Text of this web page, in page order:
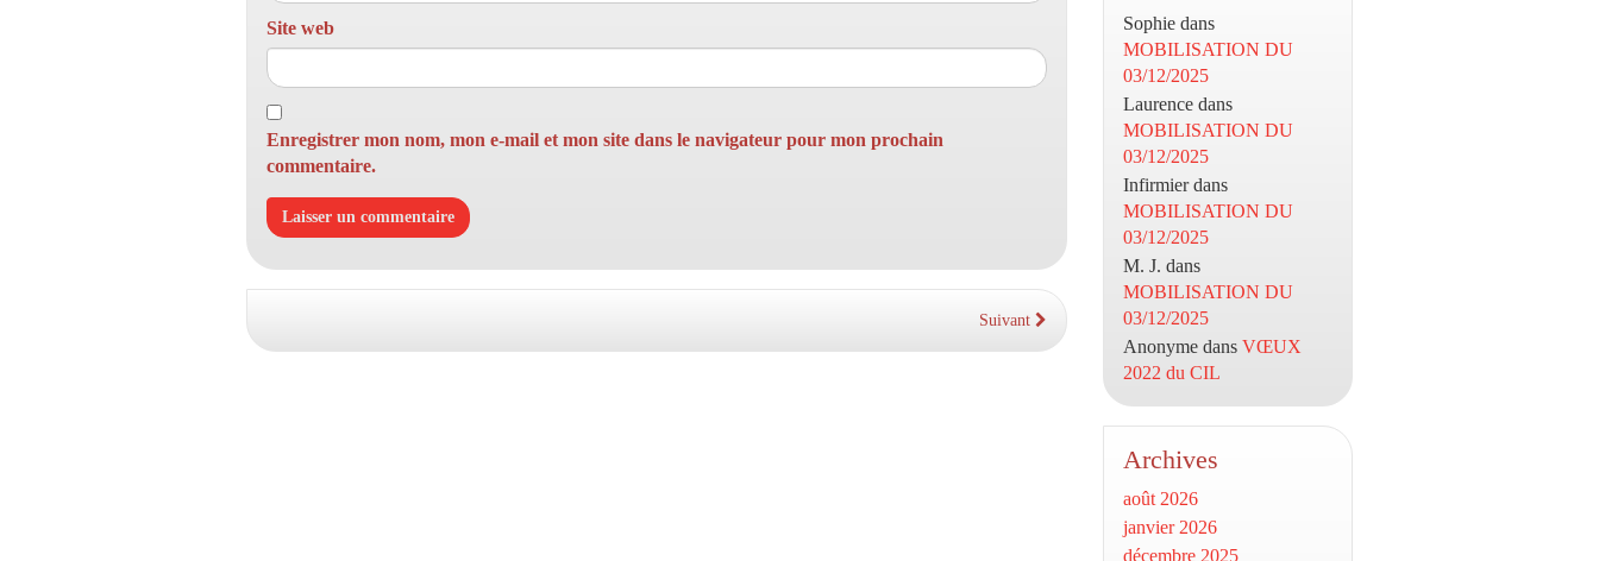
Site web
Enregistrer mon nom, mon e-mail et mon site dans le navigateur pour mon prochain
commentaire.
Suivant
Sophie dans
MOBILISATION DU
03/12/2025
Laurence dans
MOBILISATION DU
03/12/2025
Infirmierdans
MOBILISATION DU
03/12/2025
M. J. dans
MOBILISATION DU
03/12/2025
Anonyme dans VŒUX
2022 du CIL
Archives
août 2026
janvier 2026
décembre 2025